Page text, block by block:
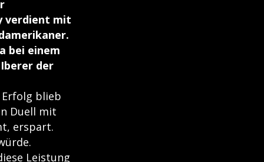
verdient mit
bei einem
der
Erfolg blieb
Duell mit
erspart.
Leistung